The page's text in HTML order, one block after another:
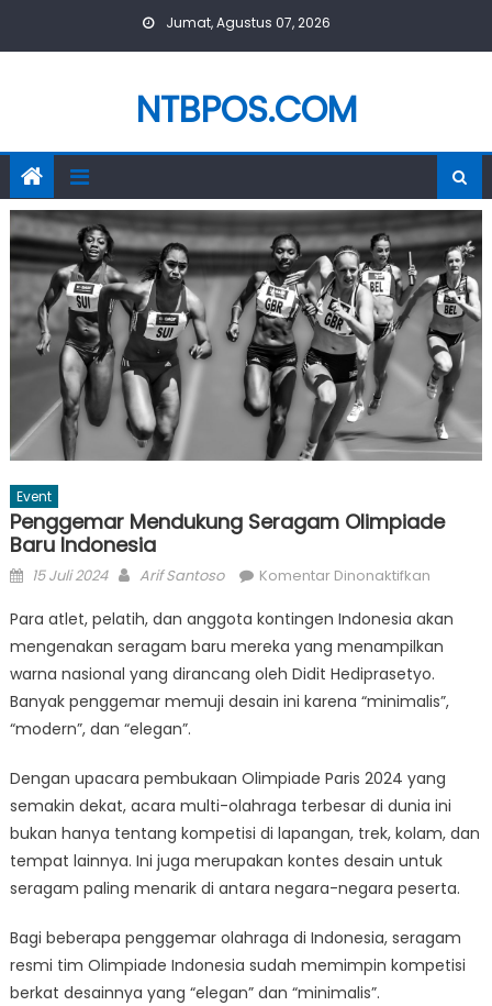
Jumat, Agustus 07, 2026
NTBPOS.COM
Event
Penggemar Mendukung Seragam Olimpiade
Baru Indonesia
Posted
15 Juli 2024 Author
Arif Santoso Komentar Dinonaktifkanpada
Baru
Para atlet, pelatih, dan anggota kontingen Indonesia akan
mengenakan seragam baru mereka yang menampilkan
warna nasional yang dirancang oleh Didit Hediprasetyo.
Banyak penggemar memuji desain ini karena “minimalis”,
“modern”, dan “elegan”.
Dengan upacara pembukaan Olimpiade Paris 2024 yang
semakin dekat, acara multi-olahraga terbesar di dunia ini
bukan hanya tentang kompetisi di lapangan, trek, kolam, dan
tempat lainnya. Ini juga merupakan kontes desain untuk
seragam paling menarik di antara negara-negara peserta.
Bagi beberapa penggemar olahraga di Indonesia, seragam
resmi tim Olimpiade Indonesia sudah memimpin kompetisi
berkat desainnya yang “elegan” dan “minimalis”.